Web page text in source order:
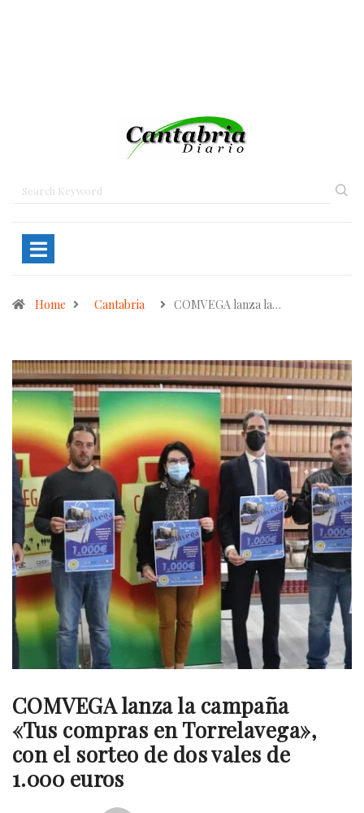
Home Cantabria COMVEGA lanza la…
COMVEGA lanza la campaña
«Tus compras en Torrelavega»,
con el sorteo de dos vales de
1.000 euros